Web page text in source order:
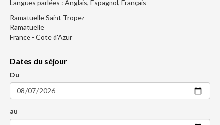
Langues parlées : Anglais, Espagnol, Français
Ramatuelle Saint Tropez
Ramatuelle
France - Cote d'Azur
Dates du séjour
Du
au